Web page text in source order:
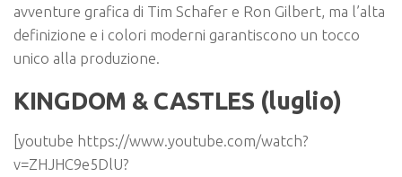
avventure grafica di Tim Schafer e Ron Gilbert, ma l’alta
definizione e i colori moderni garantiscono un tocco
unico alla produzione.
KINGDOM & CASTLES (luglio)
[youtube https://www.youtube.com/watch?
v=ZHJHC9e5DlU?